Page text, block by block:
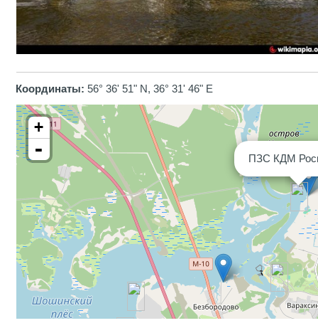
Координаты: 56° 36' 51" N, 36° 31' 46" E
ПЗС КДМ
+
-